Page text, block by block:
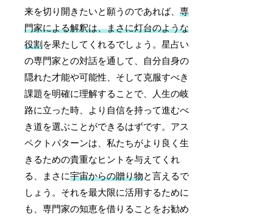
来を切り開きたいと願うのであれば、専
門家による解釈は、まさに灯台のような
役割を果たしてくれるでしょう。星占い
の専門家との対話を通して、自分自身の
隠れた才能や可能性、そして克服すべき
課題を明確に理解することで、人生の岐
路に立った時、より自信を持って進むべ
き道を選ぶことができるはずです。アス
ペクトパターンは、私たちがより良く生
きるための貴重なヒントを与えてくれ
る、まさに宇宙からの贈り物と言えるで
しょう。それを最大限に活用するために
も、専門家の知恵を借りることをお勧め